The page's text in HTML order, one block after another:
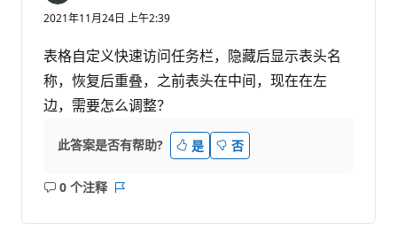
2021年11月24日 上午2:39
表格自定义快速访问任务栏，隐藏后显示表头名
称，恢复后重叠，之前表头在中间，现在在左
边，需要怎么调整？
此答案是否有帮助? 是 否
0 个注释
无